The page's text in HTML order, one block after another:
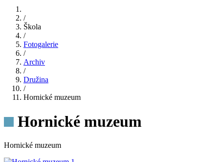
/
Škola
/
Fotogalerie
/
Archiv
/
Družina
/
Hornické muzeum
Hornické muzeum
Hornické muzeum